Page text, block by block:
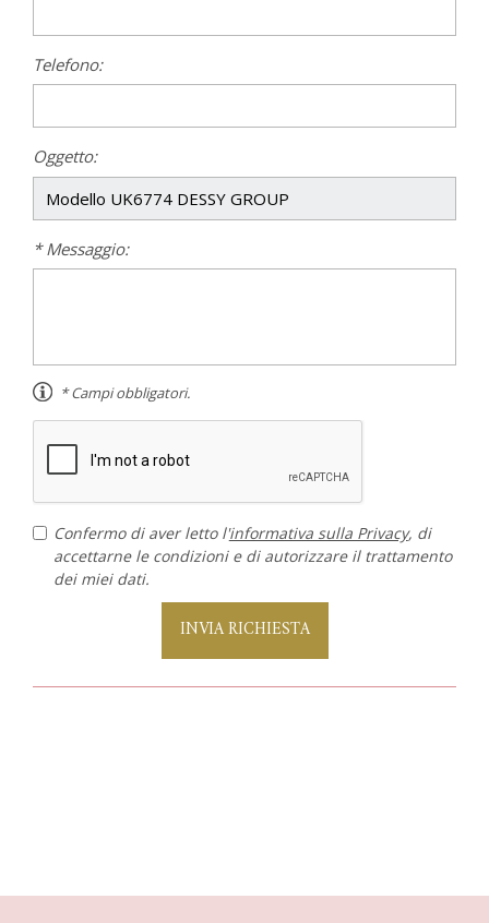
Telefono:
Oggetto:
* Messaggio:
* Campi obbligatori.
Confermo di aver letto l'informativa sulla Privacy, di
accettarne le condizioni e di autorizzare il trattamento
dei miei dati.
INVIA RICHIESTA